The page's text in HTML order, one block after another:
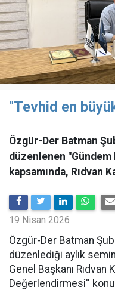
"Tevhid en
Özgür-Der Batman
düzenlenen
kapsamında, Rıdvan
19 Nisan 2026
​Özgür-Der Batman
düzenlediği aylık
Genel Başkanı Rıdvan
Değerlendirmesi'' konu